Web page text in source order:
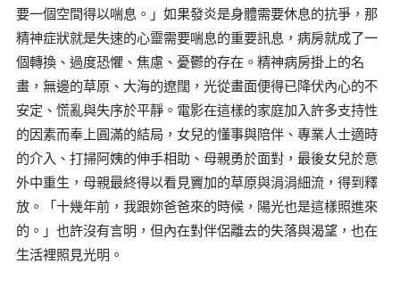
要一個空間得以喘息。」如果發炎是身體需要休息的抗爭，那
精神症狀就是失速的心靈需要喘息的重要訊息，病房就成了一
個轉換、過度恐懼、焦慮、憂鬱的存在。精神病房掛上的名
畫，無邊的草原、大海的遼闊，光從畫面便得已降伏內心的不
安定、慌亂與失序於平靜。電影在這樣的家庭加入許多支持性
的因素而奉上圓滿的結局，女兒的懂事與陪伴、專業人士適時
的介入、打掃阿姨的伸手相助、母親勇於面對，最後女兒於意
外中重生，母親最終得以看見竇加的草原與涓涓細流，得到釋
放。「十幾年前，我跟妳爸爸來的時候，陽光也是這樣照進來
的。」也許沒有言明，但內在對伴侶離去的失落與渴望，也在
生活裡照見光明。